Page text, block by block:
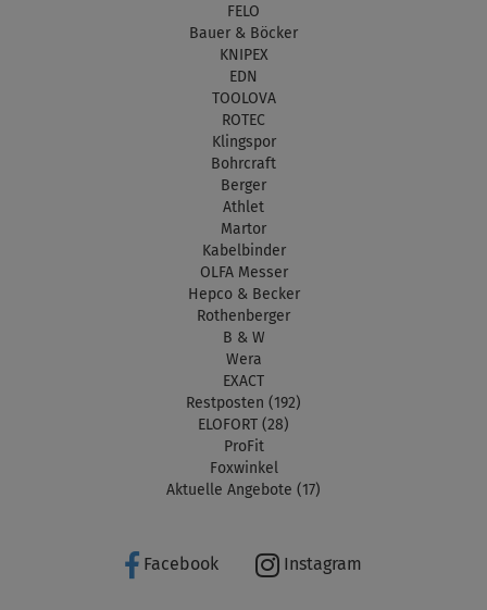
FELO
Bauer & Böcker
KNIPEX
EDN
TOOLOVA
ROTEC
Klingspor
Bohrcraft
Berger
Athlet
Martor
Kabelbinder
OLFA Messer
Hepco & Becker
Rothenberger
B & W
Wera
EXACT
Restposten (192)
ELOFORT (28)
ProFit
Foxwinkel
Aktuelle Angebote (17)
Facebook Instagram